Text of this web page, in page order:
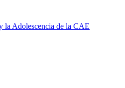
la Adolescencia de la CAE